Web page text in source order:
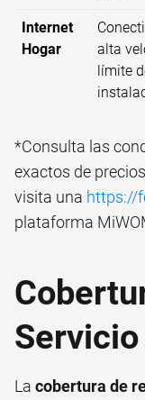
Internet
Hogar
alta
límite
*Consulta las
exactos de
visita una https://
plataforma
La cobertura de